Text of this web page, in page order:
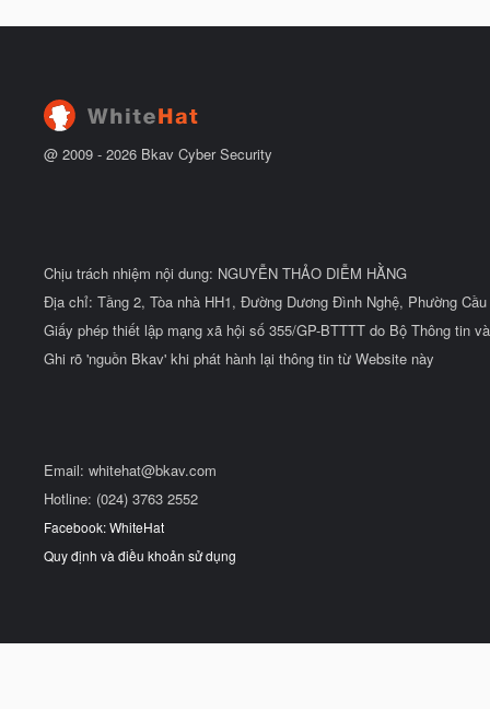
@ 2009 - 2026 Bkav Cyber Security
Chịu trách nhiệm nội dung: NGUYỄN THẢO DIỄM HẰNG
Địa chỉ: Tầng 2, Tòa nhà HH1, Đường Dương Đình Nghệ, Phường
Giấy phép thiết lập mạng xã hội số 355/GP-BTTTT do Bộ Thông tin
Ghi rõ 'nguồn Bkav' khi phát hành lại thông tin từ Website này
Email: whitehat@bkav.com
Hotline: (024) 3763 2552
Facebook: WhiteHat
Quy định và điều khoản sử dụng